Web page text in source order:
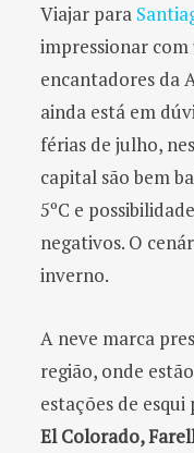
Viajar para
impressionar com
encantadores da
ainda está em
férias de julho,
capital são bem
5ºC e
negativos. O
inverno.
A neve marca
região, onde
estações de
El Colorado,